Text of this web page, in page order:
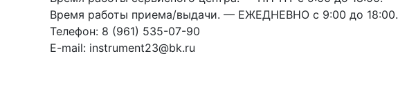
Время работы приема/выдачи. — ЕЖЕДНЕВНО с 9:00 до 18:00.
Телефон: 8 (961) 535-07-90
E-mail: instrument23@bk.ru
углов в Краснодаре
Уровни ADA — пузырьковые и
электронные уровни официального
дилера ADA Instruments